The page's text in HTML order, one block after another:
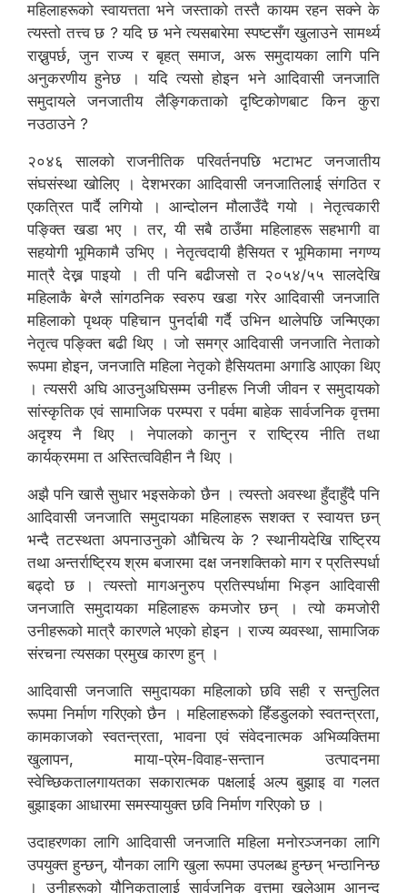
महिलाहरूको स्वायत्तता भने जस्ताको तस्तै कायम रहन सक्ने के
त्यस्तो तत्त्व छ ? यदि छ भने त्यसबारेमा स्पष्टसँग खुलाउने सामर्थ्य
राख्नुपर्छ, जुन राज्य र बृहत् समाज, अरू समुदायका लागि पनि
अनुकरणीय हुनेछ । यदि त्यसो होइन भने आदिवासी जनजाति
समुदायले जनजातीय लैङ्गिकताको दृष्टिकोणबाट किन कुरा
नउठाउने ?
२०४६ सालको राजनीतिक परिवर्तनपछि भटाभट जनजातीय
संघसंस्था खोलिए । देशभरका आदिवासी जनजातिलाई संगठित र
एकत्रित पार्दै लगियो । आन्दोलन मौलाउँदै गयो । नेतृत्वकारी
पङ्क्ति खडा भए । तर, यी सबै ठाउँमा महिलाहरू सहभागी वा
सहयोगी भूमिकामै उभिए । नेतृत्वदायी हैसियत र भूमिकामा नगण्य
मात्रै देख्न पाइयो । ती पनि बढीजसो त २०५४/५५ सालदेखि
महिलाकै बेग्लै सांगठनिक स्वरुप खडा गरेर आदिवासी जनजाति
महिलाको पृथक् पहिचान पुनर्दाबी गर्दै उभिन थालेपछि जन्मिएका
नेतृत्व पङ्क्ति बढी थिए । जो समग्र आदिवासी जनजाति नेताको
रूपमा होइन, जनजाति महिला नेतृको हैसियतमा अगाडि आएका थिए
। त्यसरी अघि आउनुअघिसम्म उनीहरू निजी जीवन र समुदायको
सांस्कृतिक एवं सामाजिक परम्परा र पर्वमा बाहेक सार्वजनिक वृत्तमा
अदृश्य नै थिए । नेपालको कानुन र राष्ट्रिय नीति तथा
कार्यक्रममा त अस्तित्वविहीन नै थिए ।
अझै पनि खासै सुधार भइसकेको छैन । त्यस्तो अवस्था हुँदाहुँदै पनि
आदिवासी जनजाति समुदायका महिलाहरू सशक्त र स्वायत्त छन्
भन्दै तटस्थता अपनाउनुको औचित्य के ? स्थानीयदेखि राष्ट्रिय
तथा अन्तर्राष्ट्रिय श्रम बजारमा दक्ष जनशक्तिको माग र प्रतिस्पर्धा
बढ्दो छ । त्यस्तो मागअनुरुप प्रतिस्पर्धामा भिड्न आदिवासी
जनजाति समुदायका महिलाहरू कमजोर छन् । त्यो कमजोरी
उनीहरूको मात्रै कारणले भएको होइन । राज्य व्यवस्था, सामाजिक
संरचना त्यसका प्रमुख कारण हुन् ।
आदिवासी जनजाति समुदायका महिलाको छवि सही र सन्तुलित
रूपमा निर्माण गरिएको छैन । महिलाहरूको हिँडडुलको स्वतन्त्रता,
कामकाजको स्वतन्त्रता, भावना एवं संवेदनात्मक अभिव्यक्तिमा
खुलापन, माया-प्रेम-विवाह-सन्तान उत्पादनमा
स्वेच्छिकतालगायतका सकारात्मक पक्षलाई अल्प बुझाइ वा गलत
बुझाइका आधारमा समस्यायुक्त छवि निर्माण गरिएको छ ।
उदाहरणका लागि आदिवासी जनजाति महिला मनोरञ्जनका लागि
उपयुक्त हुन्छन्, यौनका लागि खुला रूपमा उपलब्ध हुन्छन् भन्ठानिन्छ
। उनीहरूको यौनिकतालाई सार्वजनिक वृत्तमा खुलेआम आनन्द